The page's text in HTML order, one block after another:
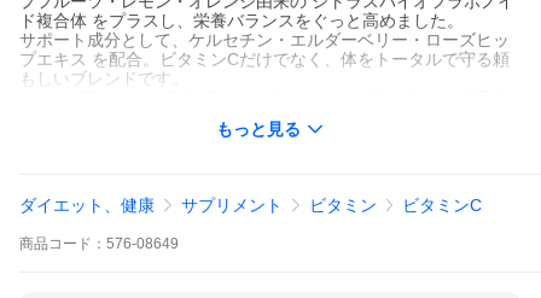
ド複合体 をプラスし、栄養バランスをぐっと高めました。
サポート成分として、ケルセチン・エルダーベリー・ローズヒッ
プエキス を配合。ビタミンCだけでなく、体をトータルで守る頼
もしいブレンドです。
果でビタミンCの働きをパワーアップ。
遺伝子組み換えでないヒマワリ由来の リポゾーム技術を採用し、
お召し上がりいただけます。
アメリカ国内のcGMP認定工場 にて、世界中の厳選原料を使用し
て製造。品質と純度へのこだわりを徹底しています。
1本で約2か月分。毎日の健康習慣にプラスして、内側からしっか
もっと見る
ダイエット、健康 サプリメント ビタミン ビタミンC
商品 コード： 576-08649